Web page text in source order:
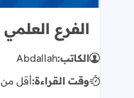
الفرع العلمي
الكاتب:Abdallah
وقت القراءة:أقل